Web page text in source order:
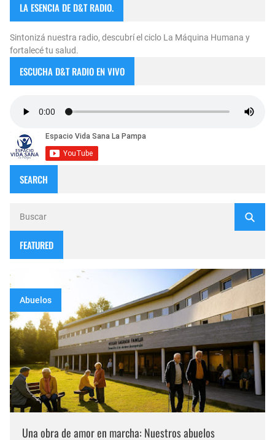
LA ESENCIA DE D&T RADIO.
Sintonizá nuestra radio, descubrí el ciclo La Máquina Humana y
fortalecé tu salud.
ESCUCHA D&T RADIO EN VIVO
SEARCH
FEATURED
Abuelos
Una obra de amor en marcha: Nuestros abuelos